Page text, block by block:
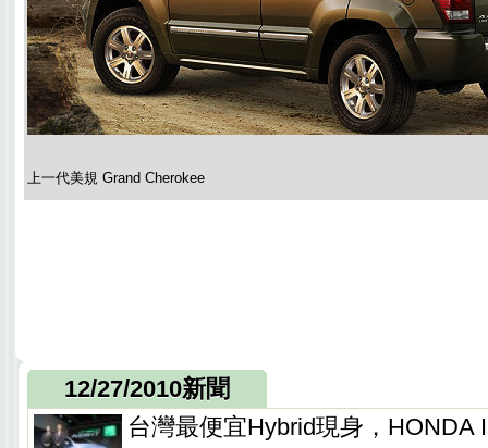
上一代美規 Grand Cherokee
12/27/2010新聞
台灣最便宜Hybrid現身，HONDA